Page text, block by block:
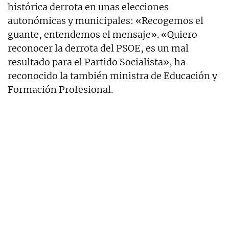
histórica derrota en unas elecciones
autonómicas y municipales: «Recogemos el
guante, entendemos el mensaje». «Quiero
reconocer la derrota del PSOE, es un mal
resultado para el Partido Socialista», ha
reconocido la también ministra de Educación y
Formación Profesional.